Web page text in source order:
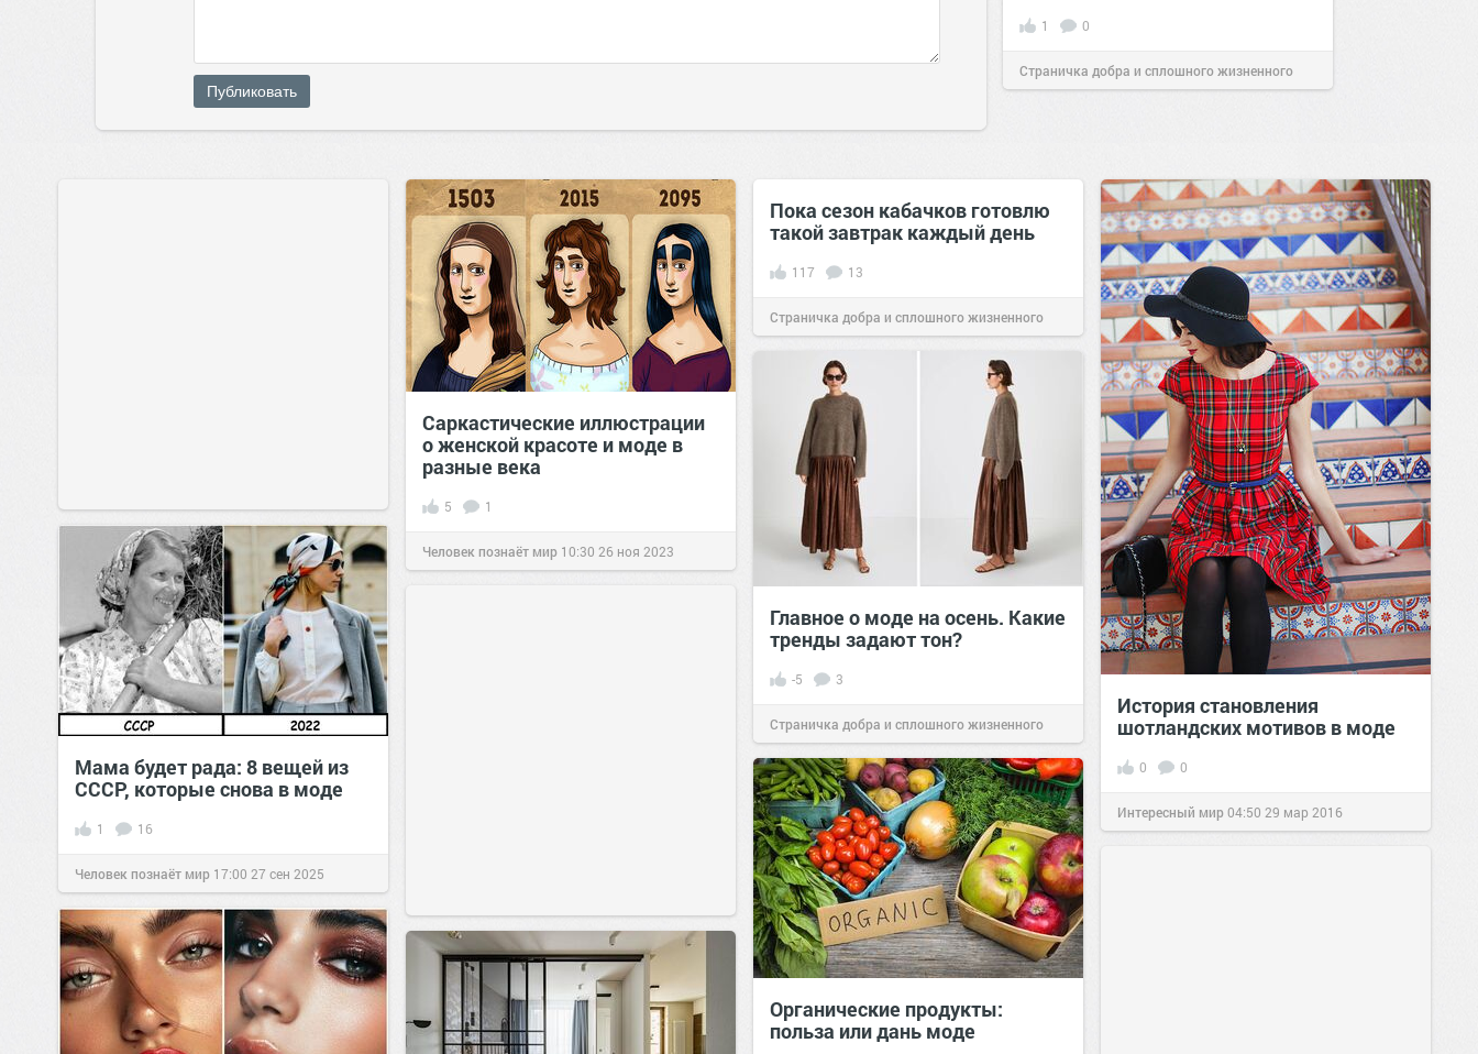
Публиковать
1 0
Страничка добра и сплошного жизненного
Саркастические иллюстрации
о женской красоте и моде в
разные века
5 1
Человек познаёт мир 10:30 26 ноя 2023
Пока сезон кабачков готовлю
такой завтрак каждый день
117 13
Страничка добра и сплошного жизненного
09 июл 2019
История становления
шотландских мотивов в моде
0 0
Интересный мир04:50 29 мар 2016
Главное о моде на осень. Какие
тренды задают тон?
-5 3
Страничка добра и сплошного жизненного
позитива!21:1709 сен 2024
Мама будет рада: 8 вещей из
СССР, которые снова в моде
1 16
Человек познаёт мир 17:00 27 сен 2025
Органические продукты:
польза или дань моде